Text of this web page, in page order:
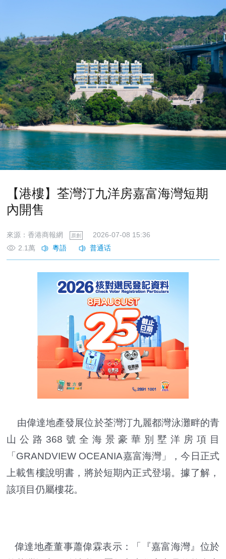
【港樓】荃灣汀九洋房嘉富海灣短期
內開售
來源：香港商報網 原創
2026-07-08 15:36
2.1萬
由偉達地產發展位於荃灣汀九麗都灣泳灘畔的青
山公路368號全海景豪華別墅洋房項目
「GRANDVIEW OCEANIA嘉富海灣」，今日正式
上載售樓說明書，將於短期內正式登場。據了解，
該項目仍屬樓花。
偉達地產董事蕭偉霖表示：「『嘉富海灣』位於